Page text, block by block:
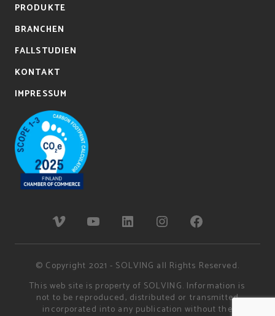
PRODUKTE
BRANCHEN
FALLSTUDIEN
KONTAKT
IMPRESSUM
© Copyright 2021 - SOLVING all Rights Reserved.
This web site is property of SOLVING. Information is
not to be reproduced, distributed or transmitted
incorporated into any publication without the